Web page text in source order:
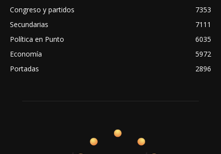
Congreso y partidos
7353
Secundarias
7111
Política en Punto
6035
Economía
5972
Portadas
2896